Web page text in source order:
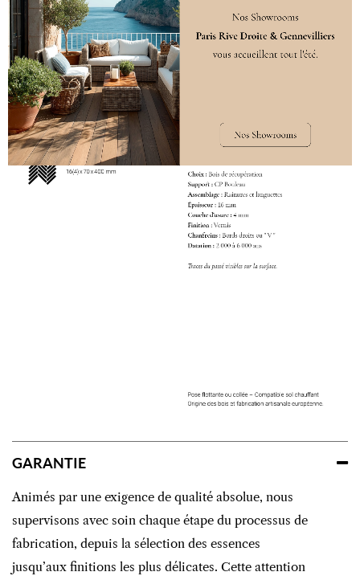
DÉCLINAISONS
GARANTIE
Animés par une exigence de qualité absolue, nous
supervisons avec soin chaque étape du processus de
fabrication, depuis la sélection des essences
jusqu’aux finitions les plus délicates. Cette attention